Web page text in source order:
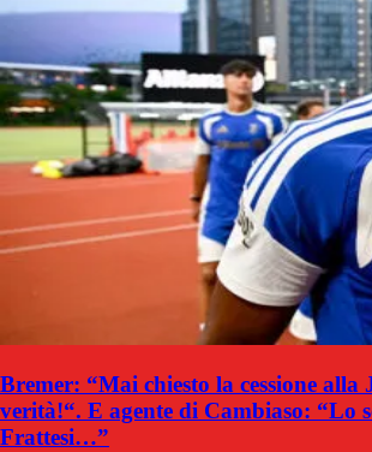
Bremer: “Mai chiesto la cessione alla
verità!“. E agente di Cambiaso: “Lo
Frattesi…”